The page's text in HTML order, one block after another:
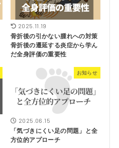
2025.11.19
骨折後の引かない腫れへの対策
骨折後の遷延する炎症から学ん
だ全身評価の重要性
お知らせ
2025.06.15
「気づきにくい足の問題」と全
方位的アプローチ